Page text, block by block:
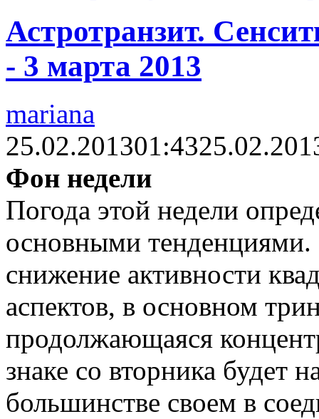
Астротранзит.
- 3 марта 2013
mariana
25.02.201301:43
Фон недели
Погода этой недели
основными тенденциями.
снижение активности
аспектов, в основном
продолжающаяся
знаке со вторника будет
большинстве своем в